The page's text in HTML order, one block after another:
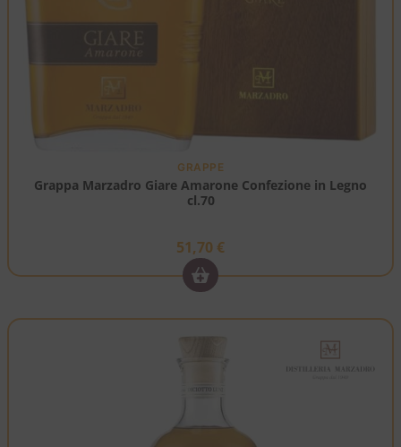
GRAPPE
Grappa Marzadro Giare Amarone Confezione in Legno
cl.70
51,70 €